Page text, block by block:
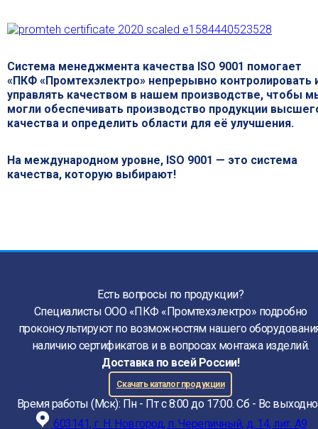
Система менеджмента качества ISO 9001 помогает
«ПКФ «Промтехэлектро» непрерывно контролировать
управлять качеством в нашем производстве, чтобы
могли обеспечивать производство продукции
качества и определить области для её улучшения.
На международном уровне, ISO 9001 — это система
качества, которую выбирают!
Есть вопросы по продукции?
Специалисты ООО «ПКФ «Промтехэлектро» подробно
проконсультируют по возможностям нашего
наличию сертификатов и в вопросах монтажа изделий.
Доставка по всей России!
Скачать каталог продукции
Время работы (Мск): Пн - Пт с 8:00 до 17:00. Сб - Вс
603141, г. Н. Новгород, п. Черепичный, д. 14, лит. А9